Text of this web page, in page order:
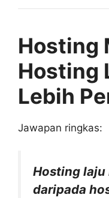
Hosting
Hosting
Lebih
Jawapan ringkas:
Hosting
daripada